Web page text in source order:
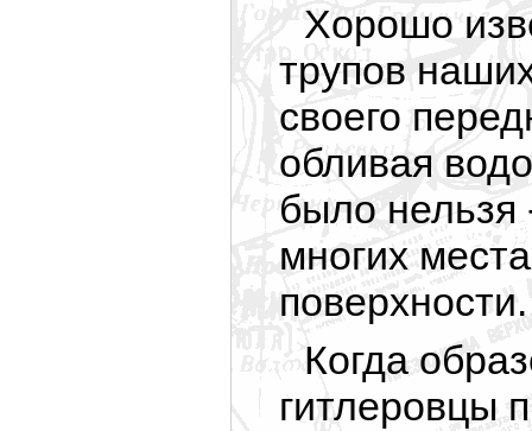
Хорошо
трупов
своего
обливая
было нельзя
многих
поверхности.
Когда
гитлеровцы